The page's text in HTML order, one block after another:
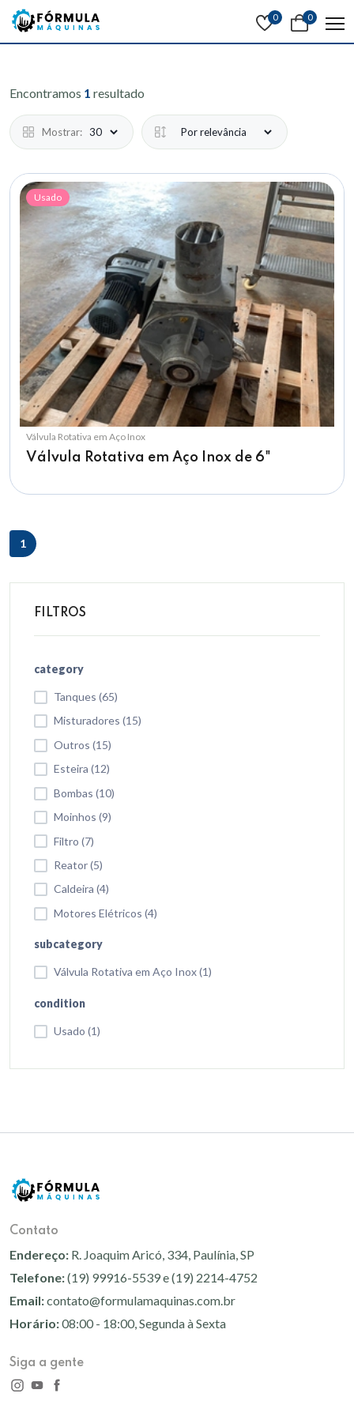
0 0
Encontramos 1 resultado
Mostrar:
Usado
Válvula Rotativa em Aço Inox
Válvula Rotativa em Aço Inox de 6"
1
FILTROS
category
Tanques (65)
Misturadores (15)
Outros (15)
Esteira (12)
Bombas (10)
Moinhos (9)
Filtro (7)
Reator (5)
Caldeira (4)
Motores Elétricos (4)
subcategory
Válvula Rotativa em Aço Inox (1)
condition
Usado (1)
Contato
Endereço: R. Joaquim Aricó, 334, Paulínia, SP
Telefone:(19) 99916-5539 e (19) 2214-4752
Email:contato@formulamaquinas.com.br
Horário:08:00 - 18:00, Segunda à Sexta
Siga a gente